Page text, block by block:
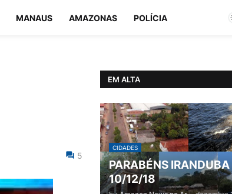
MANAUS AMAZONAS POLÍCIA
5
EM ALTA
CIDADES
PARABÉNS IRANDUBA
10/12/18